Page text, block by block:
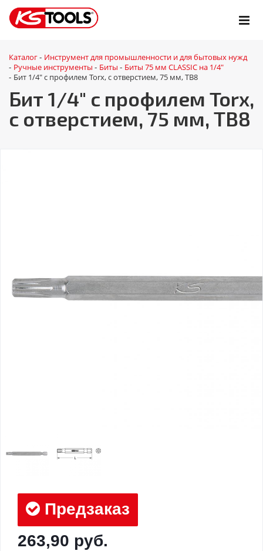
Каталог - Инструмент для промышленности и для бытовых нужд
- Ручные инструменты - Биты - Биты 75 мм CLASSIC на 1/4"
- Бит 1/4" с профилем Torx, с отверстием, 75 мм, ТВ8
Бит 1/4" с профилем Torx,
с отверстием, 75 мм, ТВ8
Предзаказ
263,90 руб.